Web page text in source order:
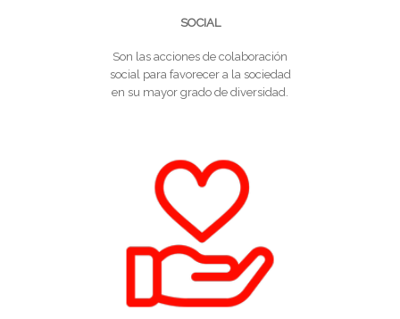
SOCIAL
Son las acciones de colaboración
social para favorecer a la sociedad
en su mayor grado de diversidad.